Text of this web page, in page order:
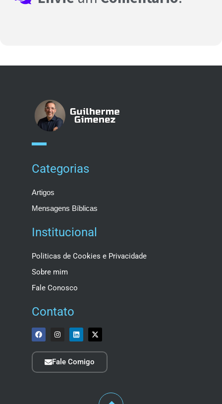
Categorias
Artigos
Mensagens Bíblicas
Institucional
Politicas de Cookies e Privacidade
Sobre mim
Fale Conosco
Contato
Fale Comigo